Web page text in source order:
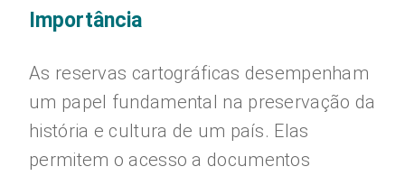
Importância
As reservas cartográficas desempenham
um papel fundamental na preservação da
história e cultura de um país. Elas
permitem o acesso a documentos